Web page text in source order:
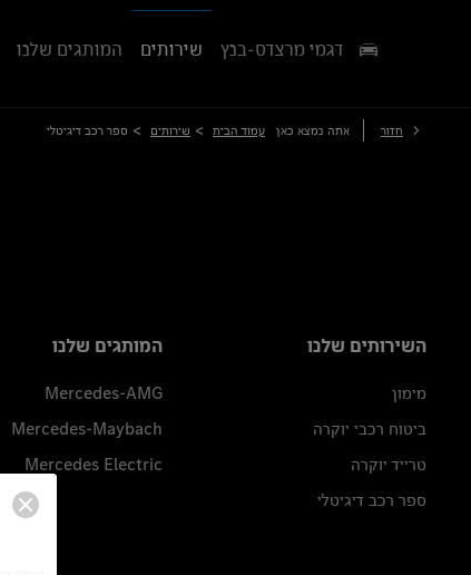
דגמי מרצדס-בנץ שירותים המותגים שלנו
חזור אתה נמצא כאן עמוד הבית > שירותים > ספר רכב דיגיטלי
השירותים שלנו
מימון
ביטוח רכבי יוקרה
טרייד יוקרה
ספר רכב דיגיטלי
המותגים שלנו
Mercedes-AMG
Mercedes-Maybach
Mercedes Electric